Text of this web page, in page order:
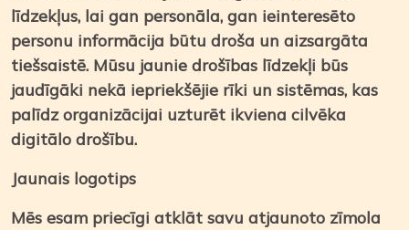
līdzekļus, lai gan personāla, gan ieinteresēto
personu informācija būtu droša un aizsargāta
tiešsaistē. Mūsu jaunie drošības līdzekļi būs
jaudīgāki nekā iepriekšējie rīki un sistēmas, kas
palīdz organizācijai uzturēt ikviena cilvēka
digitālo drošību.
Jaunais logotips
Mēs esam priecīgi atklāt savu atjaunoto zīmola